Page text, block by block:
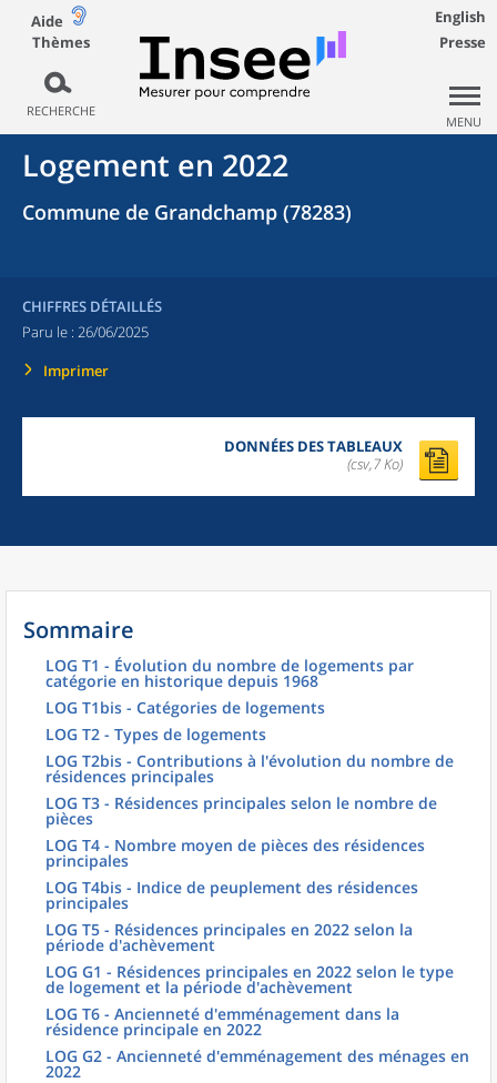
Aide
Thèmes
RECHERCHE
English
Presse
MENU
Logement en 2022
Commune de Grandchamp (78283)
CHIFFRES DÉTAILLÉS
Paru le : 26/06/2025
Imprimer
DONNÉES DES TABLEAUX
(csv,7 Ko)
Sommaire
LOG T1 - Évolution du nombre de logements par
catégorie en historique depuis 1968
LOG T1bis - Catégories de logements
LOG T2 - Types de logements
LOG T2bis - Contributions à l'évolution du nombre de
résidences principales
LOG T3 - Résidences principales selon le nombre de
pièces
LOG T4 - Nombre moyen de pièces des résidences
principales
LOG T4bis - Indice de peuplement des résidences
principales
LOG T5 - Résidences principales en 2022 selon la
période d'achèvement
LOG G1 - Résidences principales en 2022 selon le type
de logement et la période d'achèvement
LOG T6 - Ancienneté d'emménagement dans la
résidence principale en 2022
LOG G2 - Ancienneté d'emménagement des ménages en
2022